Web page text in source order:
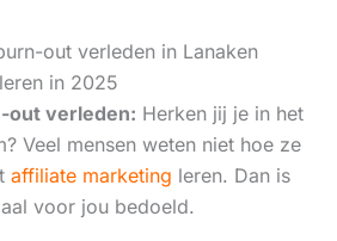
out verleden in Lanaken
in 2025
out verleden: Herken jij je in het
Veel mensen weten niet hoe ze
affiliate marketing leren. Dan is
voor jou bedoeld.